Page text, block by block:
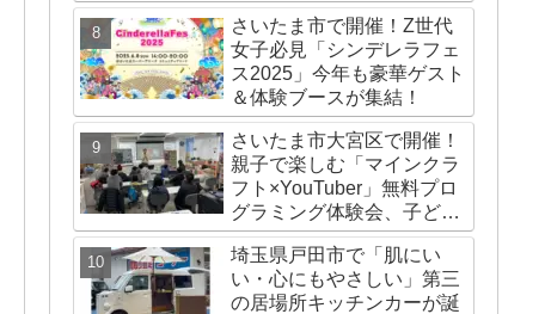
場！
さいたま市で開催！Z世代
女子必見「シンデレラフェ
ス2025」今年も豪華ゲスト
＆体験ブースが集結！
さいたま市大宮区で開催！
親子で楽しむ「マインクラ
フト×YouTuber」無料プロ
グラミング体験会、子ども
の“考える力”がぐんぐん育
つ注目イベント
埼玉県戸田市で「肌にい
い・心にもやさしい」第三
の居場所キッチンカーが誕